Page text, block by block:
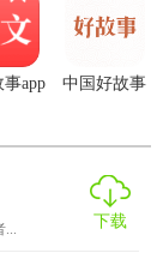
事app
中国好故事
下载